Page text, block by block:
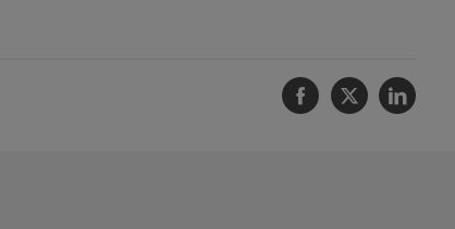
Facebook
Twitter